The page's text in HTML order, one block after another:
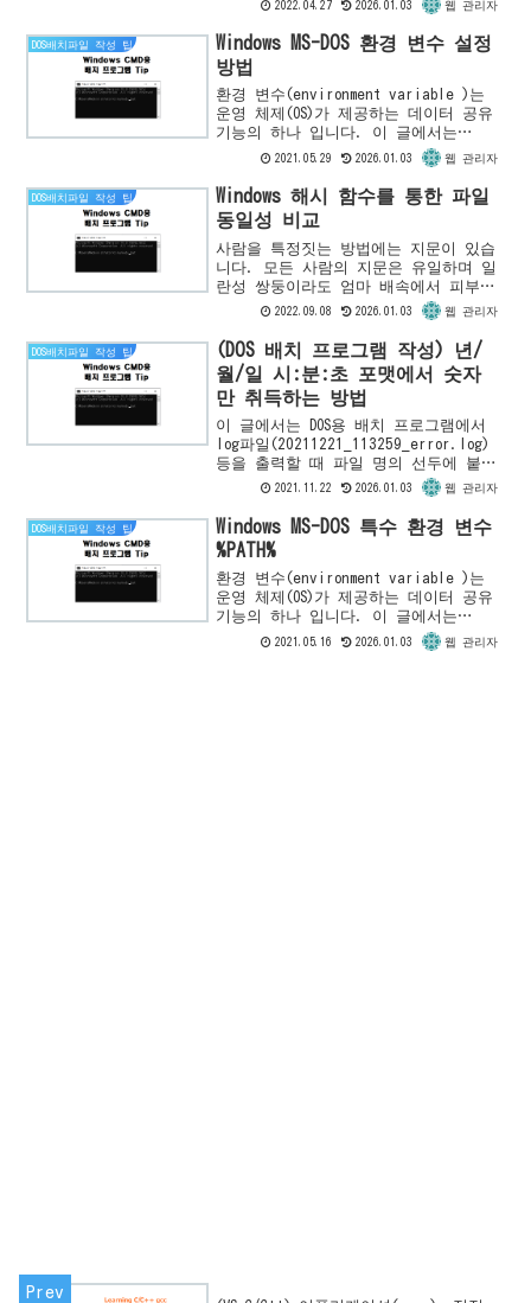
다.$touch dummy$ls -la-rw-rw-r-
-....
2022.04.27 2026.01.03 웹 관리자
DOS배치파일 작성 팁
Windows MS-DOS 환경 변수 설정
방법
환경 변수(environment variable )는
운영 체제(OS)가 제공하는 데이터 공유
기능의 하나 입니다. 이 글에서는
Windows OS의 어디에서 환경 변수를 설
정할 수 있는지 를 소개합니다. 이 글
은 ...
2021.05.29 2026.01.03 웹 관리자
DOS배치파일 작성 팁
Windows 해시 함수를 통한 파일
동일성 비교
사람을 특정짓는 방법에는 지문이 있습
니다. 모든 사람의 지문은 유일하며 일
란성 쌍둥이라도 엄마 배속에서 피부가
만들어지는 과정에서 지문 또한 서로 다
른 모양으로 만들어집니다. 컴퓨터의 파
일도 내용이 1바이트라도 다르...
2022.09.08 2026.01.03 웹 관리자
DOS배치파일 작성 팁
(DOS 배치 프로그램 작성) 년/
월/일 시:분:초 포맷에서 숫자
만 취득하는 방법
이 글에서는 DOS용 배치 프로그램에서
log파일(20211221_113259_error.log)
등을 출력할 때 파일 명의 선두에 붙여
서 사용하기 위해yyyymmdd_hhmiss형식
의 숫자를 취득하는 방법을 소개합...
2021.11.22 2026.01.03 웹 관리자
DOS배치파일 작성 팁
Windows MS-DOS 특수 환경 변수
%PATH%
환경 변수(environment variable )는
운영 체제(OS)가 제공하는 데이터 공유
기능의 하나 입니다. 이 글에서는
Windows OS에서 실행하는 프로그램이
데이터를 공유 할 수 있는 특수한 환경
2021.05.16 2026.01.03 웹 관리자